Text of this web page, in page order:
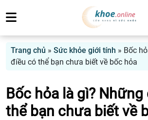
Trang chủ » Sức khỏe giới tính » Bốc
điều có thể bạn chưa biết về bốc hỏa
Bốc hỏa là gì?
thể bạn chưa biết về